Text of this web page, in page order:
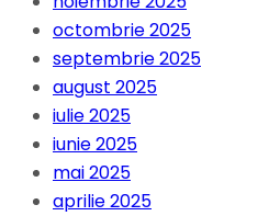
octombrie 2025
septembrie 2025
august 2025
iulie 2025
iunie 2025
mai 2025
aprilie 2025